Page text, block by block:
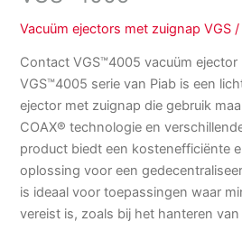
Vacuüm ejectors met zuignap VGS
Contact VGS™4005 vacuüm ejector
VGS™4005 serie van Piab is een
ejector met zuignap die gebruik
COAX® technologie en
product biedt een kostenefficiënte
oplossing voor een
is ideaal voor toepassingen waar
vereist is, zoals bij het hanteren van